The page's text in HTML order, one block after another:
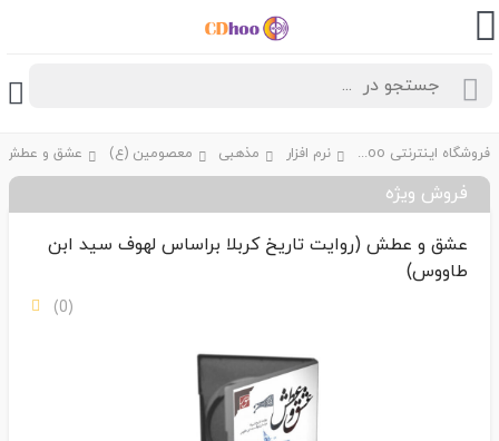
فروشگاه اینترنتی CDhoo نرم افزار مذهبی معصومین (ع)
فروش ویژه
عشق و عطش (روایت تاریخ کربلا براساس لهوف سید ابن
طاووس)
(0)